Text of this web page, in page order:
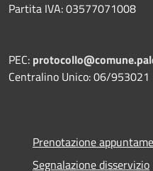
Partita IVA: 03577071008
PEC:
Centralino Unico: 06/953021
Prenotazione
Segnalazione disservizio